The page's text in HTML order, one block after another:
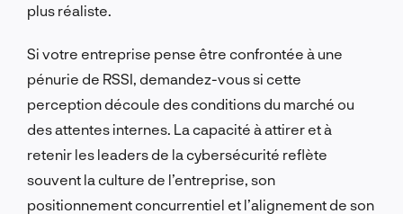
plus réaliste.
Si votre entreprise pense être confrontée à une
pénurie de RSSI, demandez-vous si cette
perception découle des conditions du marché ou
des attentes internes. La capacité à attirer et à
retenir les leaders de la cybersécurité reflète
souvent la culture de l’entreprise, son
positionnement concurrentiel et l’alignement de son